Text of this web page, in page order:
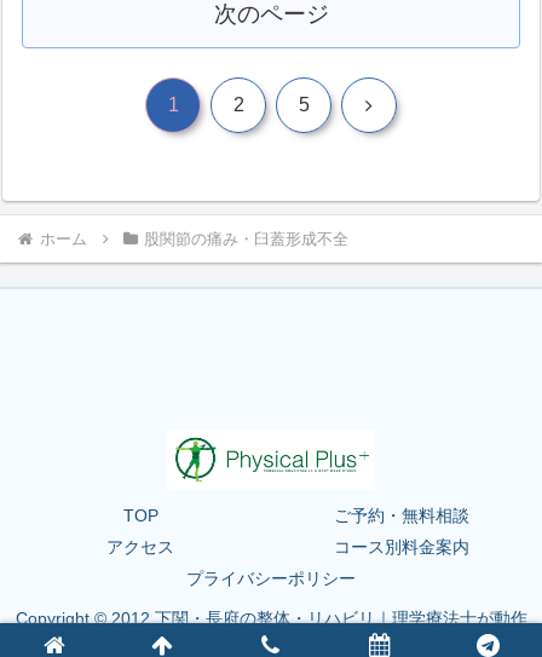
次のページ
1 2 5 次
ホーム 股関節の痛み・臼蓋形成不全
TOP
ご予約・無料相談
アクセス
コース別料金案内
プライバシーポリシー
Copyright © 2012 下関・長府の整体・リハビリ｜理学療法士が動作
を整えるフィジカルプラス下関 All Rights Reserved.